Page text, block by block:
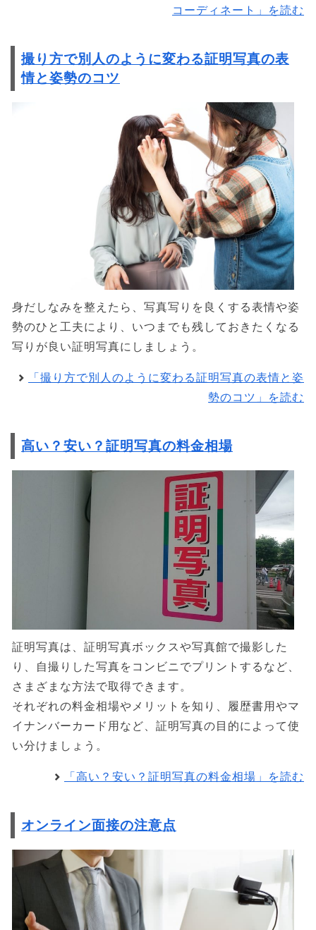
コーディネート」を読む
撮り方で別人のように変わる証明写真の表
情と姿勢のコツ
身だしなみを整えたら、写真写りを良くする表情や姿
勢のひと工夫により、いつまでも残しておきたくなる
写りが良い証明写真にしましょう。
「撮り方で別人のように変わる証明写真の表情と姿
勢のコツ」を読む
高い？安い？証明写真の料金相場
証明写真は、証明写真ボックスや写真館で撮影した
り、自撮りした写真をコンビニでプリントするなど、
さまざまな方法で取得できます。
それぞれの料金相場やメリットを知り、履歴書用やマ
イナンバーカード用など、証明写真の目的によって使
い分けましょう。
「高い？安い？証明写真の料金相場」を読む
オンライン面接の注意点